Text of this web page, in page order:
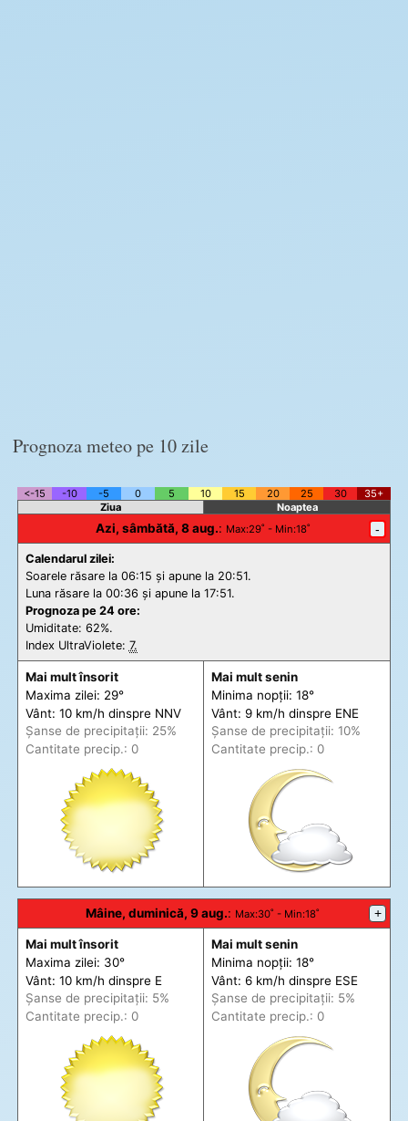
Prognoza meteo pe 10 zile
<-15 -10 -5 0 5 10 15 20 25 30
35+
Ziua
Noaptea
Azi, sâmbătă, 8 aug.: Max:29˚ - Min:18˚ -
Calendarul zilei:
Soarele răsare la 06:15 și apune la 20:51.
Luna răsare la 00:36 și apune la 17:51.
Prognoza pe 24 ore:
Umiditate: 62%.
Index UltraViolete: 7.
Mai mult însorit
Maxima zilei: 29°
Vânt: 10 km/h dinspre NNV
Șanse de precipitații: 25%
Cantitate precip.: 0
Mai mult senin
Minima nopții: 18°
Vânt: 9 km/h dinspre ENE
Șanse de precipitații: 10%
Cantitate precip.: 0
Mâine, duminică, 9 aug.: Max:30˚ - Min:18˚ +
Mai mult însorit
Maxima zilei: 30°
Vânt: 10 km/h dinspre E
Șanse de precipitații: 5%
Cantitate precip.: 0
Mai mult senin
Minima nopții: 18°
Vânt: 6 km/h dinspre ESE
Șanse de precipitații: 5%
Cantitate precip.: 0